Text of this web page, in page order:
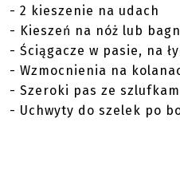
- 2 kieszenie na udach
- Kieszeń na nóż lub
- Ściągacze w pasie, na
- Wzmocnienia na
- Szeroki pas ze
- Uchwyty do szelek po